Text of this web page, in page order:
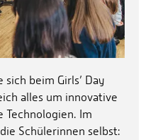
beim Girls’ Day
alles um innovative
Technologien. Im
Schülerinnen selbst: